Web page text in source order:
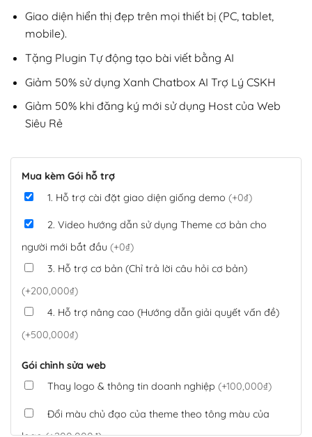
Giao diện hiển thị đẹp trên mọi thiết bị (PC, tablet,
mobile).
Tặng Plugin Tự động tạo bài viết bằng AI
Giảm 50% sử dụng Xanh Chatbox AI Trợ Lý CSKH
Giảm 50% khi đăng ký mới sử dụng Host của Web
Siêu Rẻ
Mua kèm Gói hỗ trợ
1. Hỗ trợ cài đặt giao diện giống demo (+0₫)
2. Video hướng dẫn sử dụng Theme cơ bản cho
người mới bắt đầu (+0₫)
3. Hỗ trợ cơ bản (Chỉ trả lời câu hỏi cơ bản)
(+200,000₫)
4. Hỗ trợ nâng cao (Hướng dẫn giải quyết vấn đề)
(+500,000₫)
Gói chỉnh sửa web
Thay logo & thông tin doanh nghiệp (+100,000₫)
Đổi màu chủ đạo của theme theo tông màu của